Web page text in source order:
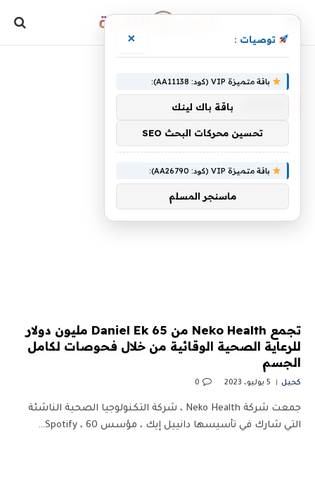
تجمع Neko Health من Daniel Ek 65 مليون دولار
للرعاية الصحية الوقائية من خلال فحوصات لكامل
الجسم
كحيل 5 يوليو، 2023 0
جمعت شركة Neko Health ، شركة التكنولوجيا الصحية الناشئة
التي شارك في تأسيسها دانييل إيك ، مؤسس Spotify ، 60…
توصيات : ×
باقة متميزة VIP (كود: AA11138):
باقة باك لينك
تحسين محركات البحث SEO
باقة متميزة VIP (كود: AA26790):
ماسنجر المسلم